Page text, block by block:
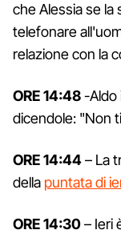
che Alessia se la
telefonare
relazione con la
ORE 14:48-Aldo
dicendole: "Non
ORE 14:44– La
della puntata di
ORE 14:30– Ieri